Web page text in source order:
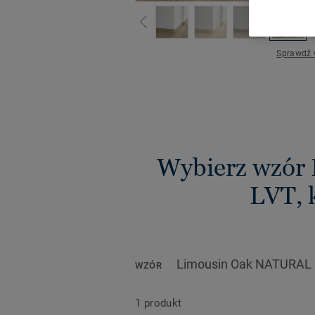
Sprawdź
Wybierz wzór
LVT,
WZÓR Limousin Oak NATURAL
1 produkt